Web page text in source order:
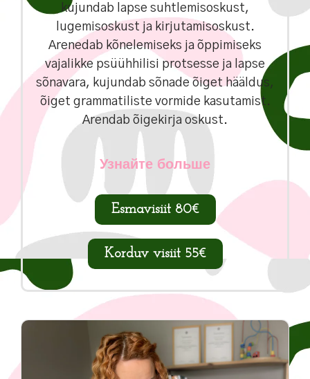
kujundab lapse suhtlemisoskust,
lugemisoskust ja kirjutamisoskust.
Arenedab kõnelemiseks ja õppimiseks
vajalikke psüühhilisi protsesse ja lapse
sõnavara, kujundab sõnade õiget hääldus,
õiget grammatiliste vormide kasutamist.
Arendab õigekirja oskust.
Узнайте больше
Esmavisiit 80€
Korduv visiit 55€